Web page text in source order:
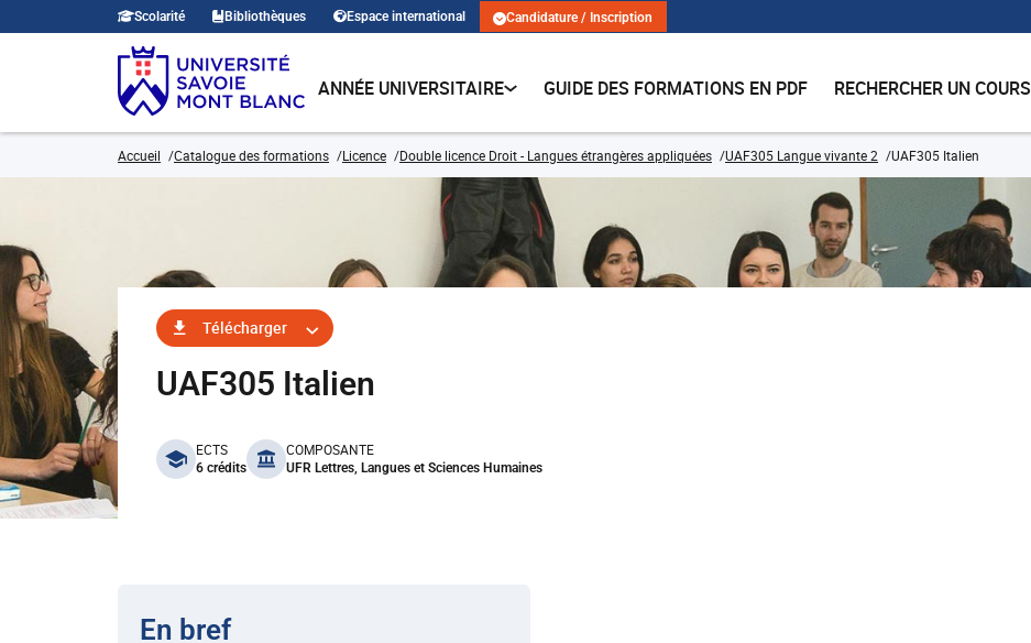
Scolarité Bibliothèques Espace international Candidature / Inscription
ANNÉE UNIVERSITAIRE GUIDE DES FORMATIONS EN PDF RECHERCHER UN COURS
Accueil Catalogue des formations Licence Double licence Droit - Langues étrangères appliquées UAF305 Langue vivante 2 UAF305 Italien
Télécharger
UAF305 Italien
benefits
ECTS
6 crédits
COMPOSANTE
UFR Lettres, Langues et Sciences Humaines
En bref